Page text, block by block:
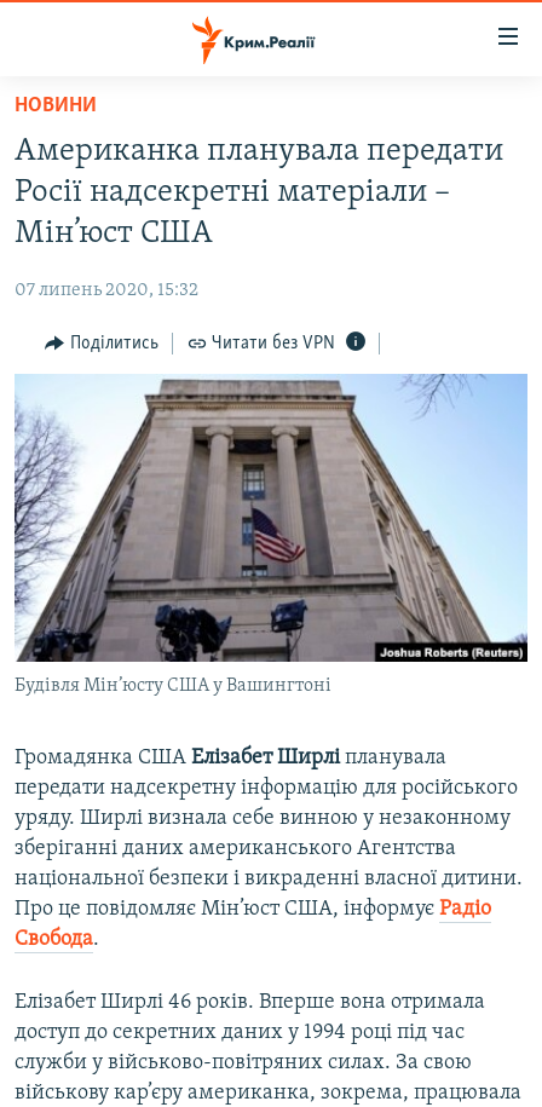
Перейти
основного
матеріалу
Перейти
до
основної
Перейти
до
пошуку
ВОДА.КРИМ
ВІДЕО ТА ФОТО
БЛОГИ
ПОГЛЯД
ВСЕ ЗА ДЕНЬ
СПЕЦПРОЕКТИ
ДЕПОРТАЦІЯ
ВІДЕОУРОКИ «ELIFBE»
СВІДЧЕННЯ ОКУПАЦІЇ
УКРАЇНСЬКА ПРОБЛЕМА КРИМУ
ІНФОГРАФІКА
ЯК ОБІЙТИ БЛОКУВАННЯ
Русский
Qırımtatar
ДОЛУЧАЙСЯ!
Усі сайти RFE/RL
НОВИНИ
Американка планувала передати
Росії надсекретні матеріали –
Мін’юст США
07 липень 2020, 15:32
Поділитись Читати без VPN
Будівля Мін’юсту США у Вашингтоні
Громадянка США Елізабет Ширліпланувала
передати надсекретну інформацію для російського
уряду. Ширлі визнала себе винною у незаконному
зберіганні даних американського Агентства
національної безпеки і викраденні власної дитини.
Про це повідомляє Мін’юст США, інформує Радіо
Свобода.
Елізабет Ширлі 46 років. Вперше вона отримала
доступ до секретних даних у 1994 році під час
служби у військово-повітряних силах. За свою
військову кар’єру американка, зокрема, працювала